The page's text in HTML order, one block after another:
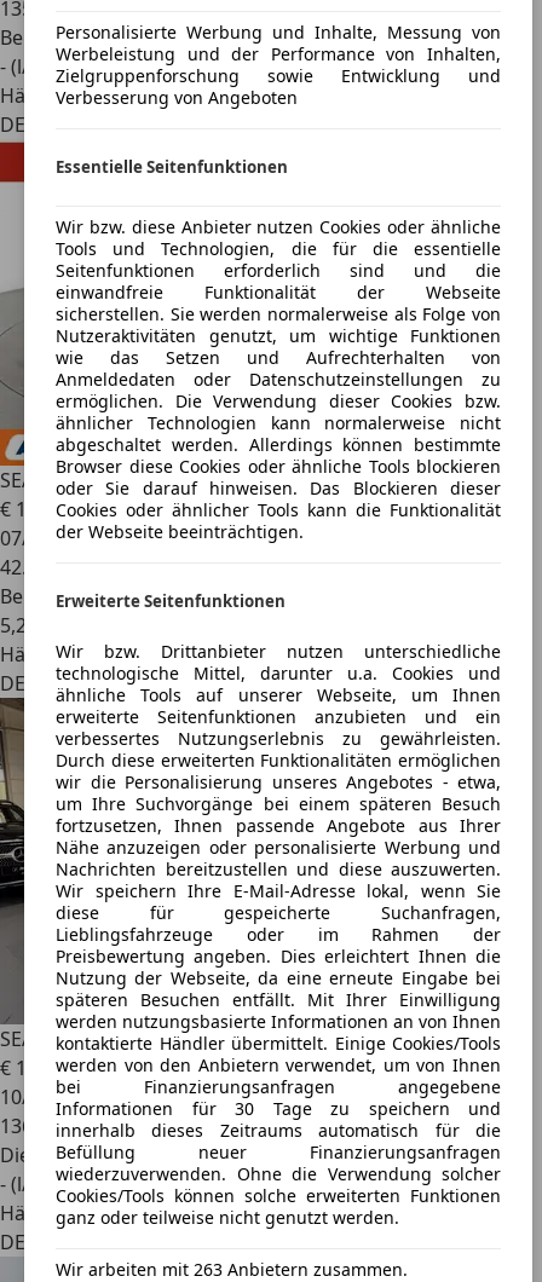
Personalisierte Werbung und Inhalte, Messung von
Werbeleistung und der Performance von Inhalten,
Zielgruppenforschung sowie Entwicklung und
Verbesserung von Angeboten
Essentielle Seitenfunktionen
Wir bzw. diese Anbieter nutzen Cookies oder ähnliche
Tools und Technologien, die für die essentielle
Seitenfunktionen erforderlich sind und die
einwandfreie Funktionalität der Webseite
sicherstellen. Sie werden normalerweise als Folge von
Nutzeraktivitäten genutzt, um wichtige Funktionen
wie das Setzen und Aufrechterhalten von
Anmeldedaten oder Datenschutzeinstellungen zu
ermöglichen. Die Verwendung dieser Cookies bzw.
ähnlicher Technologien kann normalerweise nicht
abgeschaltet werden. Allerdings können bestimmte
Browser diese Cookies oder ähnliche Tools blockieren
oder Sie darauf hinweisen. Das Blockieren dieser
Cookies oder ähnlicher Tools kann die Funktionalität
der Webseite beeinträchtigen.
Erweiterte Seitenfunktionen
Wir bzw. Drittanbieter nutzen unterschiedliche
technologische Mittel, darunter u.a. Cookies und
ähnliche Tools auf unserer Webseite, um Ihnen
erweiterte Seitenfunktionen anzubieten und ein
verbessertes Nutzungserlebnis zu gewährleisten.
Durch diese erweiterten Funktionalitäten ermöglichen
wir die Personalisierung unseres Angebotes - etwa,
um Ihre Suchvorgänge bei einem späteren Besuch
fortzusetzen, Ihnen passende Angebote aus Ihrer
Nähe anzuzeigen oder personalisierte Werbung und
Nachrichten bereitzustellen und diese auszuwerten.
Wir speichern Ihre E-Mail-Adresse lokal, wenn Sie
diese für gespeicherte Suchanfragen,
Lieblingsfahrzeuge oder im Rahmen der
Preisbewertung angeben. Dies erleichtert Ihnen die
Nutzung der Webseite, da eine erneute Eingabe bei
späteren Besuchen entfällt. Mit Ihrer Einwilligung
werden nutzungsbasierte Informationen an von Ihnen
kontaktierte Händler übermittelt. Einige Cookies/Tools
werden von den Anbietern verwendet, um von Ihnen
bei Finanzierungsanfragen angegebene
Informationen für 30 Tage zu speichern und
innerhalb dieses Zeitraums automatisch für die
Befüllung neuer Finanzierungsanfragen
wiederzuverwenden. Ohne die Verwendung solcher
Cookies/Tools können solche erweiterten Funktionen
ganz oder teilweise nicht genutzt werden.
Wir arbeiten mit 263 Anbietern zusammen.
135.000 km
Benzin
- (l/100 km)
Händler
DE 36137
SEAT Ateca1.0 TSI Style *NAV*TEMPO*PDC*ALU*KLIMA*
€ 15.040
07/2020
42.975 km
Benzin
5,2 l/100 km (komb.)
Händler
DE 30880
SEAT Ateca2.0 TDI Style 4Drive DSG SHZ PDC AHK
€ 15.9901
10/2019
136.000 km
Diesel
- (l/100 km)
Händler
DE 49477